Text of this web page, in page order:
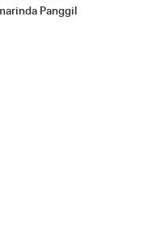
Panggil